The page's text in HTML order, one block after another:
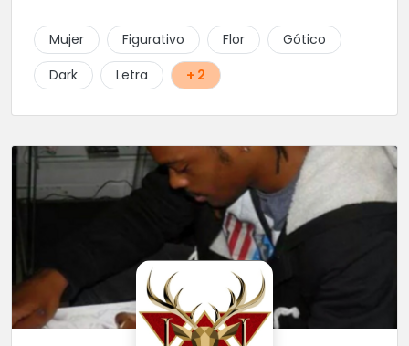
Mujer Figurativo Flor
Gótico
Dark
Letra + 2